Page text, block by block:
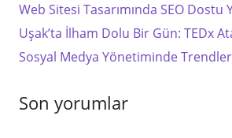
Web Sitesi Tasarımında SEO Dostu
Uşak’ta İlham Dolu Bir Gün: TEDx
Sosyal Medya Yönetiminde
Son yorumlar